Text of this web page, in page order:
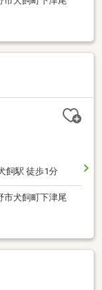
飼駅 徒歩1分
市犬飼町下津尾